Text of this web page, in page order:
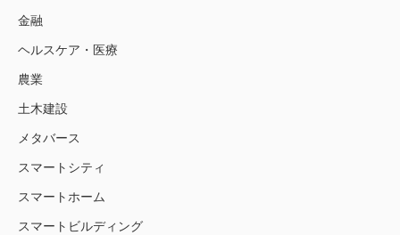
金融
ヘルスケア・医療
農業
土木建設
メタバース
スマートシティ
スマートホーム
スマートビルディング